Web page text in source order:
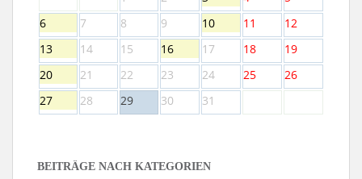
6
7 8 9 10 11
12
13
14 15 16 17 18
19
20
21 22 23 24 25
26
27
28 29 30 31
BEITRÄGE NACH KATEGORIEN